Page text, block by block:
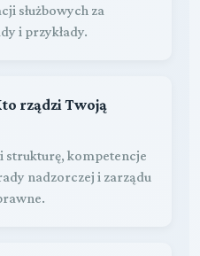
służbowych za
i przykłady.
rządzi Twoją
strukturę, kompetencje
nadzorczej i zarządu